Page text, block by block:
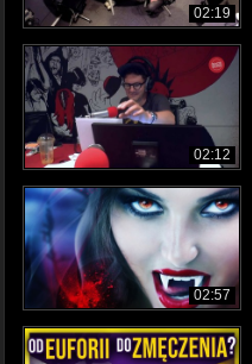
02:19
02:12
02:57